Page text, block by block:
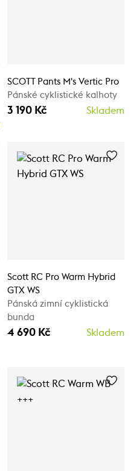
SCOTT Pants M's Vertic Pro
Pánské cyklistické kalhoty
3 190 Kč Skladem
Scott RC Pro Warm Hybrid
GTX WS
Pánská zimní cyklistická
bunda
4 690 Kč Skladem